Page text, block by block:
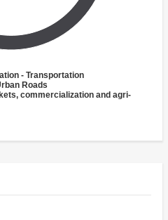
- Transportation
Roads
commercialization and agri-